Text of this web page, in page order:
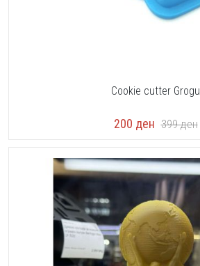
Cookie cutter Grogu
200 ден 399ден